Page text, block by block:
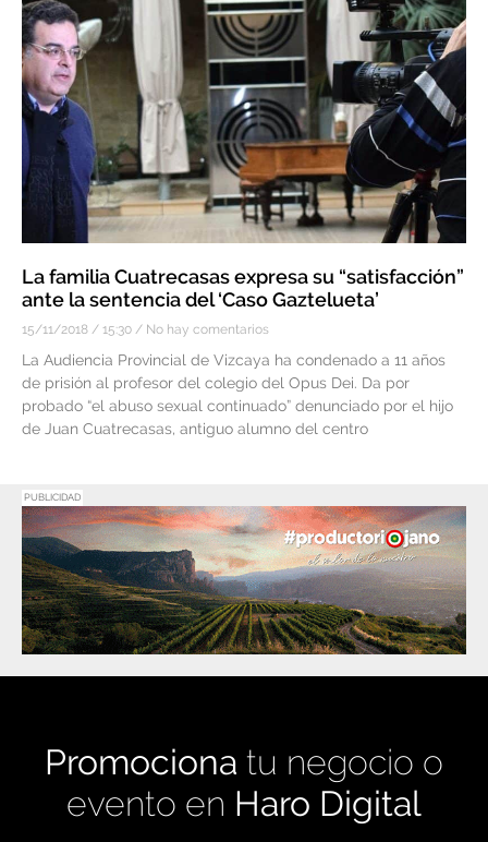
La familia Cuatrecasas expresa su “satisfacción”
ante la sentencia del ‘Caso Gaztelueta’
15/11/2018 15:30 No hay comentarios
La Audiencia Provincial de Vizcaya ha condenado a 11 años
de prisión al profesor del colegio del Opus Dei. Da por
probado “el abuso sexual continuado” denunciado por el hijo
de Juan Cuatrecasas, antiguo alumno del centro
PUBLICIDAD
Promociona tu negocio o
evento en Haro Digital